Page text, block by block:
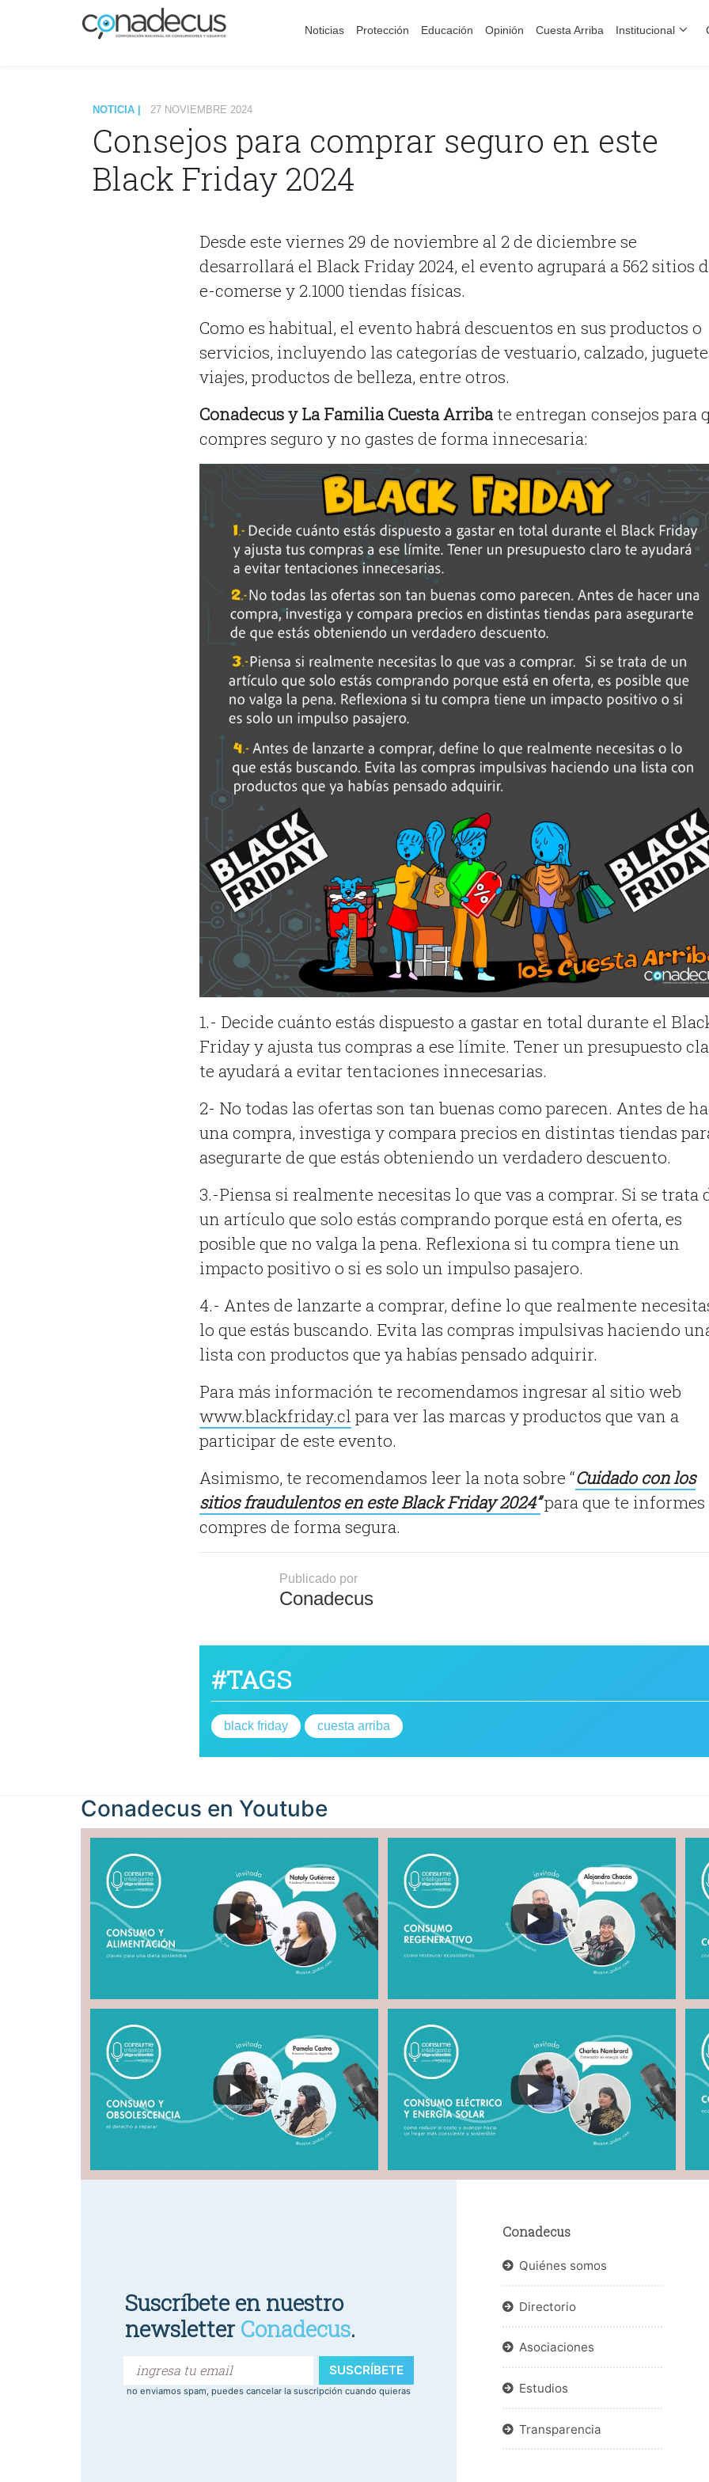
Noticias Protección Educación Opinión Cuesta Arriba Institucional
NOTICIA | 27 NOVIEMBRE 2024
Consejos para comprar seguro en este
Black Friday 2024
Desde este viernes 29 de noviembre al 2 de diciembre se
desarrollará el Black Friday 2024, el evento agrupará a 562 sitios
e-comerse y 2.1000 tiendas físicas.
Como es habitual, el evento habrá descuentos en sus productos o
servicios, incluyendo las categorías de vestuario, calzado,
viajes, productos de belleza, entre otros.
Conadecus y La Familia Cuesta Arribate entregan consejos para
compres seguro y no gastes de forma innecesaria:
1.- Decide cuánto estás dispuesto a gastar en total durante el
Friday y ajusta tus compras a ese límite. Tener un presupuesto
te ayudará a evitar tentaciones innecesarias.
2- No todas las ofertas son tan buenas como parecen. Antes de
una compra, investiga y compara precios en distintas tiendas
asegurarte de que estás obteniendo un verdadero descuento.
3.-Piensa si realmente necesitas lo que vas a comprar. Si se trata
un artículo que solo estás comprando porque está en oferta, es
posible que no valga la pena. Reflexiona si tu compra tiene un
impacto positivo o si es solo un impulso pasajero.
4.- Antes de lanzarte a comprar, define lo que realmente
lo que estás buscando. Evita las compras impulsivas haciendo
lista con productos que ya habías pensado adquirir.
Para más información te recomendamos ingresar al sitio web
www.blackfriday.cl para ver las marcas y productos que van a
participar de este evento.
Asimismo, te recomendamos leer la nota sobre “Cuidado con los
sitios fraudulentos en este Black Friday 2024”para que te informes
compres de forma segura.
Publicado por
Conadecus
#TAGS
black friday cuesta arriba
Conadecus en Youtube
Suscríbete en nuestro
newsletterConadecus.
SUSCRÍBETE
no enviamos spam, puedes cancelar la suscripción cuando quieras
Conadecus
Quiénes somos
Directorio
Asociaciones
Estudios
Transparencia